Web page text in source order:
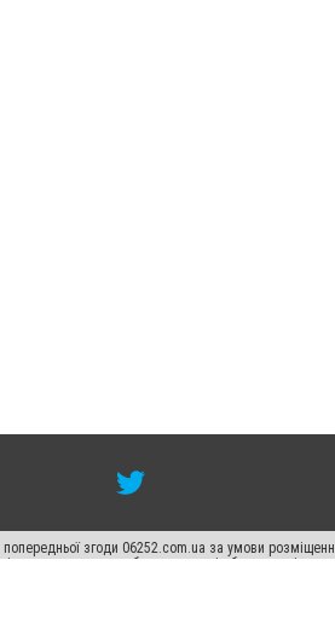
згоди 06252.com.ua за умови
не нижче другого абзацу в тексті або в якості